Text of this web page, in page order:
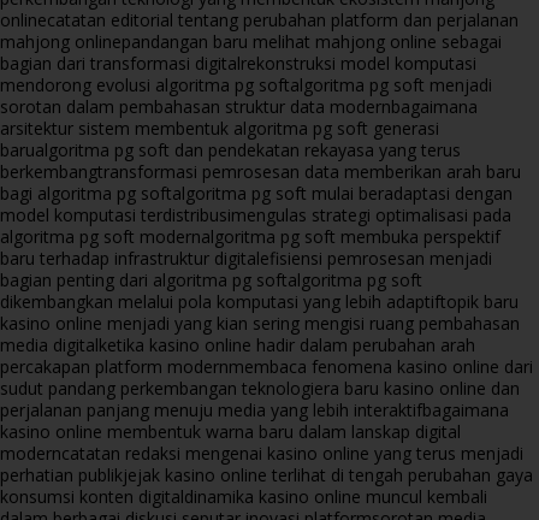
onlinecatatan editorial tentang perubahan platform dan perjalanan
mahjong onlinepandangan baru melihat mahjong online sebagai
bagian dari transformasi digitalrekonstruksi model komputasi
mendorong evolusi algoritma pg softalgoritma pg soft menjadi
sorotan dalam pembahasan struktur data modernbagaimana
arsitektur sistem membentuk algoritma pg soft generasi
barualgoritma pg soft dan pendekatan rekayasa yang terus
berkembangtransformasi pemrosesan data memberikan arah baru
bagi algoritma pg softalgoritma pg soft mulai beradaptasi dengan
model komputasi terdistribusimengulas strategi optimalisasi pada
algoritma pg soft modernalgoritma pg soft membuka perspektif
baru terhadap infrastruktur digitalefisiensi pemrosesan menjadi
bagian penting dari algoritma pg softalgoritma pg soft
dikembangkan melalui pola komputasi yang lebih adaptiftopik baru
kasino online menjadi yang kian sering mengisi ruang pembahasan
media digitalketika kasino online hadir dalam perubahan arah
percakapan platform modernmembaca fenomena kasino online dari
sudut pandang perkembangan teknologiera baru kasino online dan
perjalanan panjang menuju media yang lebih interaktifbagaimana
kasino online membentuk warna baru dalam lanskap digital
moderncatatan redaksi mengenai kasino online yang terus menjadi
perhatian publikjejak kasino online terlihat di tengah perubahan gaya
konsumsi konten digitaldinamika kasino online muncul kembali